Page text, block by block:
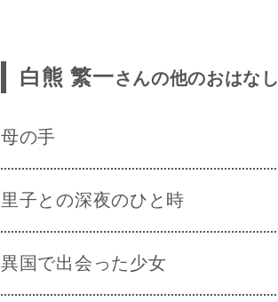
白熊 繁一さんの他のおはなし
母の手
里子との深夜のひと時
異国で出会った少女